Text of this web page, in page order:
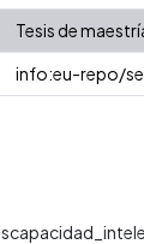
Tesis de
info:eu-repo/